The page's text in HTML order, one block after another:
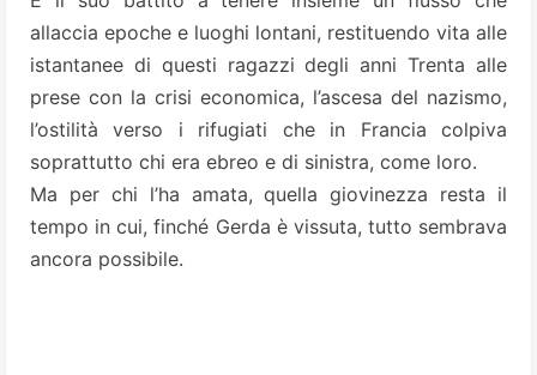
allaccia epoche e luoghi lontani, restituendo vita alle
istantanee di questi ragazzi degli anni Trenta alle
prese con la crisi economica, l’ascesa del nazismo,
l’ostilità verso i rifugiati che in Francia colpiva
soprattutto chi era ebreo e di sinistra, come loro.
Ma per chi l’ha amata, quella giovinezza resta il
tempo in cui, finché Gerda è vissuta, tutto sembrava
ancora possibile.